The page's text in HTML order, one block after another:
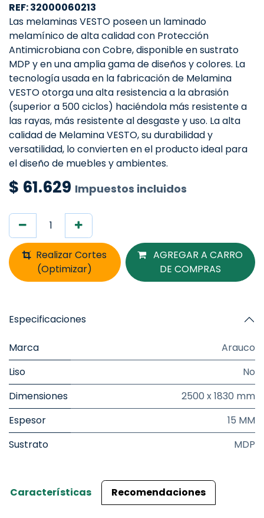
REF: 32000060213
Las melaminas VESTO poseen un laminado
melamínico de alta calidad con Protección
Antimicrobiana con Cobre, disponible en sustrato
MDP y en una amplia gama de diseños y colores. La
tecnología usada en la fabricación de Melamina
VESTO otorga una alta resistencia a la abrasión
(superior a 500 ciclos) haciéndola más resistente a
las rayas, más resistente al desgaste y uso. La alta
calidad de Melamina VESTO, su durabilidad y
versatilidad, lo convierten en el producto ideal para
el diseño de muebles y ambientes.
$ 61.629 Impuestos incluidos
Realizar Cortes
(Optimizar)
AGREGAR A CARRO
DE COMPRAS
Especificaciones
Marca
Arauco
Liso
No
Dimensiones
2500 x 1830 mm
Espesor
15 MM
Sustrato
MDP
Características Recomendaciones